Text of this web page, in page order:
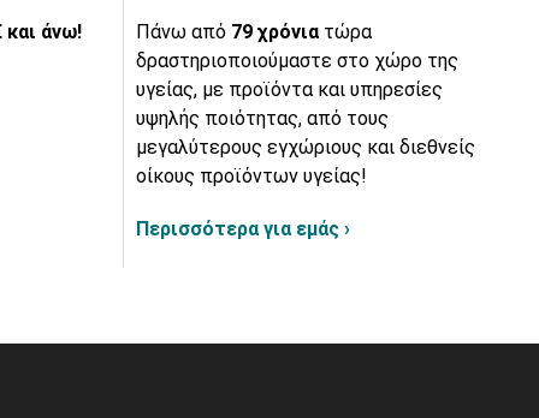
και άνω! Πάνω από 79 χρόνια τώρα
δραστηριοποιούμαστε στο χώρο της
υγείας, με προϊόντα και υπηρεσίες
υψηλής ποιότητας, από τους
μεγαλύτερους εγχώριους και διεθνείς
οίκους προϊόντων υγείας!
Περισσότερα για εμάς ›